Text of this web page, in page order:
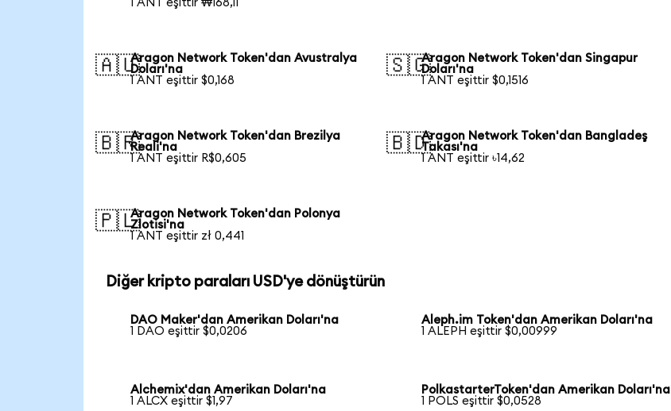
1 ANT eşittir ₩168,11
🇦🇺Aragon Network Token'dan Avustralya
Doları'na
1 ANT eşittir $0,168
🇸🇬Aragon Network Token'dan Singapur
Doları'na
1 ANT eşittir $0,1516
🇧🇷Aragon Network Token'dan Brezilya
Reali'na
1 ANT eşittir R$0,605
🇧🇩Aragon Network Token'dan Bangladeş
Takası'na
1 ANT eşittir ৳14,62
🇵🇱Aragon Network Token'dan Polonya
Zlotisi'na
1 ANT eşittir zł 0,441
Diğer kripto paraları USD'ye dönüştürün
DAO Maker'dan Amerikan Doları'na
1 DAO eşittir $0,0206
Aleph.im Token'dan Amerikan Doları'na
1 ALEPH eşittir $0,00999
Alchemix'dan Amerikan Doları'na
1 ALCX eşittir $1,97
PolkastarterToken'dan Amerikan Doları'na
1 POLS eşittir $0,0528